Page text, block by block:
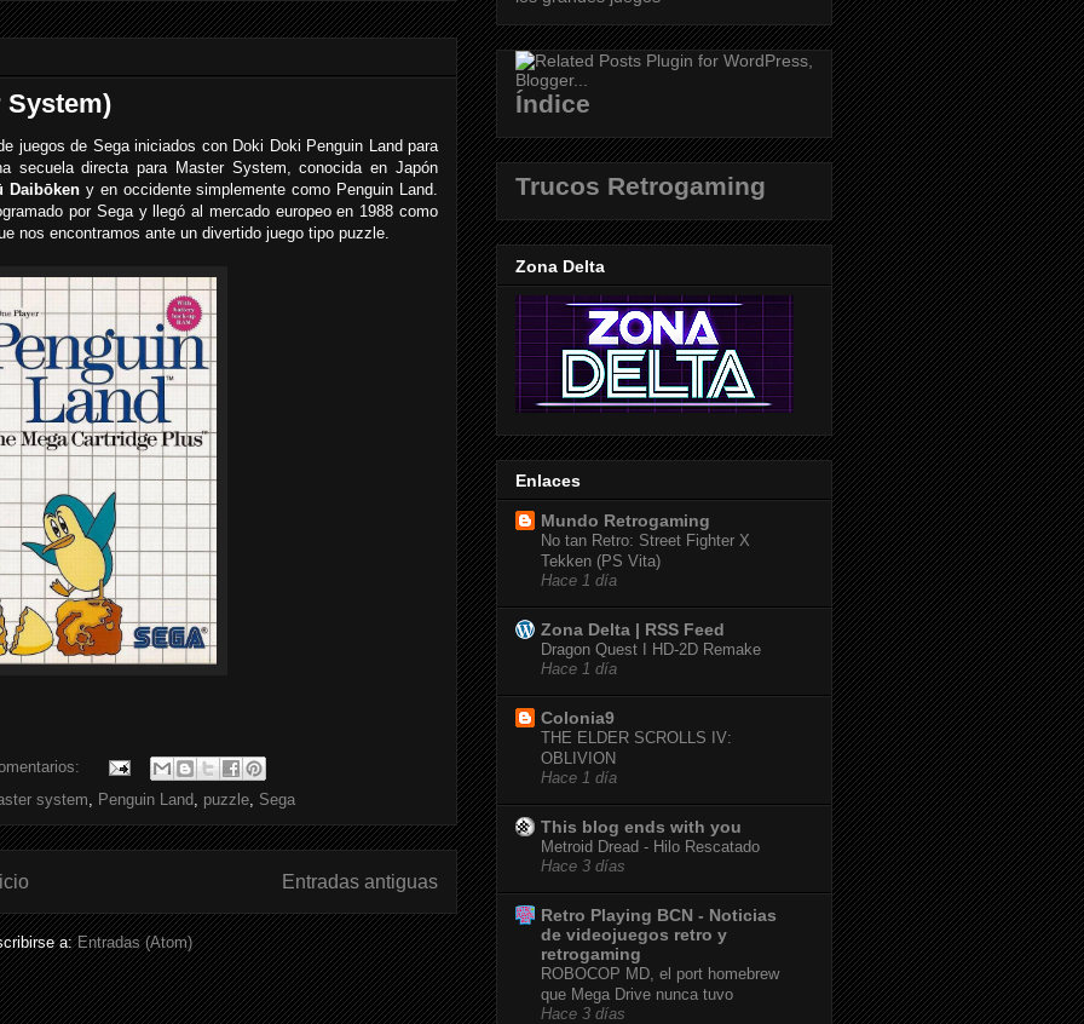
System)
juegos de Sega iniciados con Doki Doki Penguin Land para
secuela directa para Master System, conocida en Japón
Daibōken y en occidente simplemente como Penguin Land.
por Sega y llegó al mercado europeo en 1988 como
nos encontramos ante un divertido juego tipo puzzle.
system Penguin Land puzzle Sega
Entradas antiguas
a:Entradas (Atom)
Índice
Trucos Retrogaming
Zona Delta
Enlaces
Mundo Retrogaming
No tan Retro: Street Fighter X
Tekken (PS Vita)
Hace 1 día
Zona Delta | RSS Feed
Dragon Quest I HD-2D Remake
Hace 1 día
Colonia9
THE ELDER SCROLLS IV:
OBLIVION
Hace 1 día
This blog ends with you
Metroid Dread - Hilo Rescatado
Hace 3 días
Retro Playing BCN - Noticias
de videojuegos retro y
retrogaming
ROBOCOP MD, el port homebrew
que Mega Drive nunca tuvo
Hace 3 días